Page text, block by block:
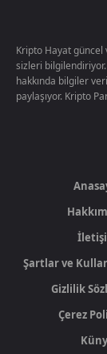
Kripto Hayat
sizleri
hakkında bilgiler
paylaşıyor. Kripto
Şartlar ve
Gizlilik
Çerez